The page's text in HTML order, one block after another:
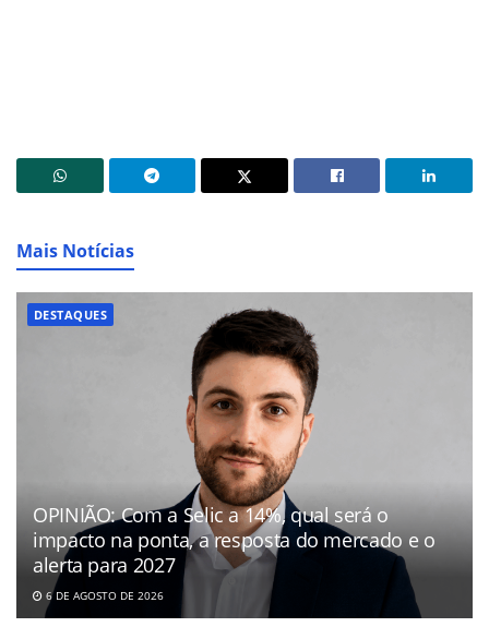
Mais Notícias
DESTAQUES
OPINIÃO: Com a Selic a 14%, qual será o
impacto na ponta, a resposta do mercado e o
alerta para 2027
6 DE AGOSTO DE 2026